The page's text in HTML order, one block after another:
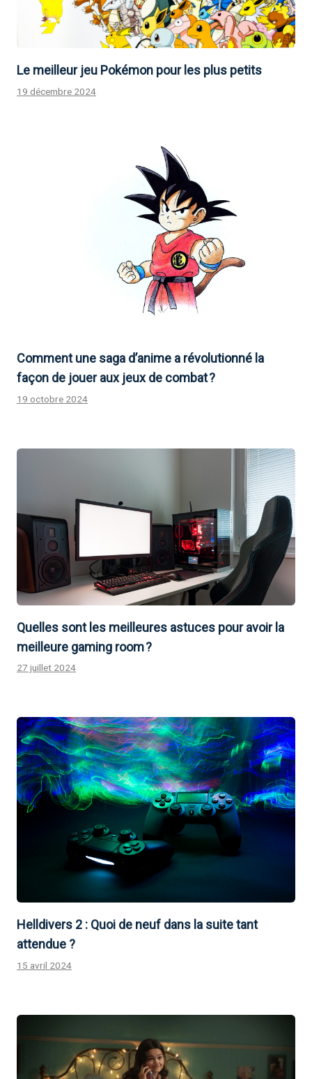
Le meilleur jeu Pokémon pour les plus petits
19 décembre 2024
Comment une saga d’anime a révolutionné la
façon de jouer aux jeux de combat ?
19 octobre 2024
Quelles sont les meilleures astuces pour avoir la
meilleure gaming room ?
27 juillet 2024
Helldivers 2 : Quoi de neuf dans la suite tant
attendue ?
15 avril 2024